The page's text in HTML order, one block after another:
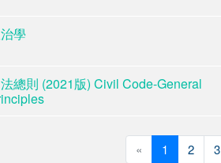
學
總則 (2021版) Civil Code-General
« Previous
1 2 3